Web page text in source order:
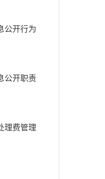
公开行为
公开职责
理费管理